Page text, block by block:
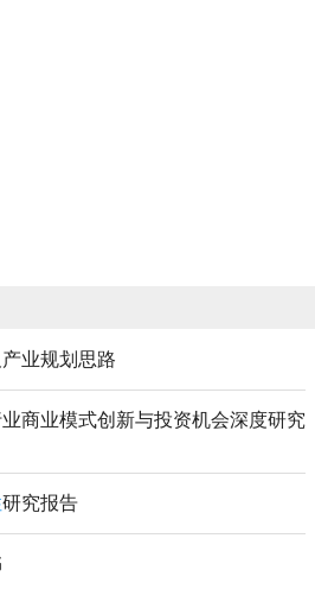
业规划思路
商业模式创新与投资机会深度研究
研究报告